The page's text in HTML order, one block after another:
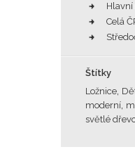
Hlavní
Celá
Štítky
Ložnice
moderní
světlé